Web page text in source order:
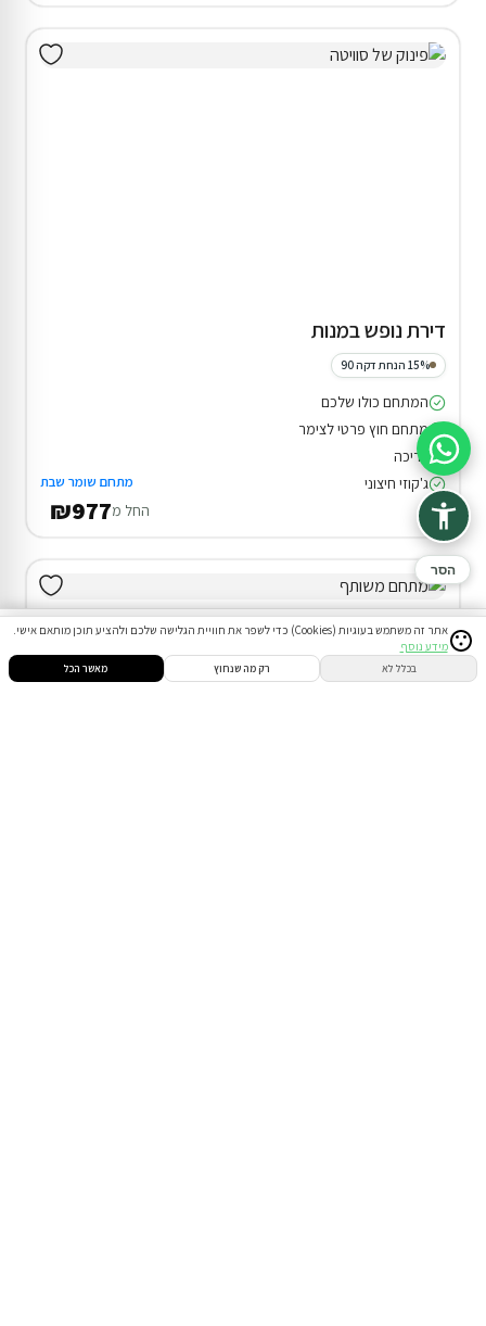
הזמנות הודעות התחבר
דירת נופש במנות
15% הנחת דקה 90
המתחם כולו שלכם
מתחם חוץ פרטי לצימר
בריכה
ג'קוזי חיצוני
מתחם שומר שבת
החל מ₪977
אתר זה משתמש בעוגיות (Cookies) כדי לשפר את חוויית הגלישה שלכם ולהציע תוכן מותאם אישי.
מידע נוסף
בכלל לא רק מה שנחוץ מאשר הכל
סיוע בהזמנה
הסר